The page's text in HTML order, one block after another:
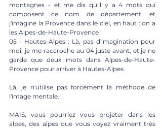
montagnes - et me dis qu'il y a 4 mots qui
composent ce nom de département, et
j'imagine la Provence dans le ciel, en haut : on a
les Alpes-de-Haute-Provence !
05 - Hautes-Alpes : Là, pas d'imagination pour
moi, je me raccroche au 04 juste avant, et je ne
garde que deux mots dans Alpes-de-Haute-
Provence pour arriver à Hautes-Alpes.
Là, je n'utilise pas forcément la méthode de
l'image mentale.
MAIS, vous pourriez vous projeter dans les
alpes, des alpes que vous voyez vraiment très